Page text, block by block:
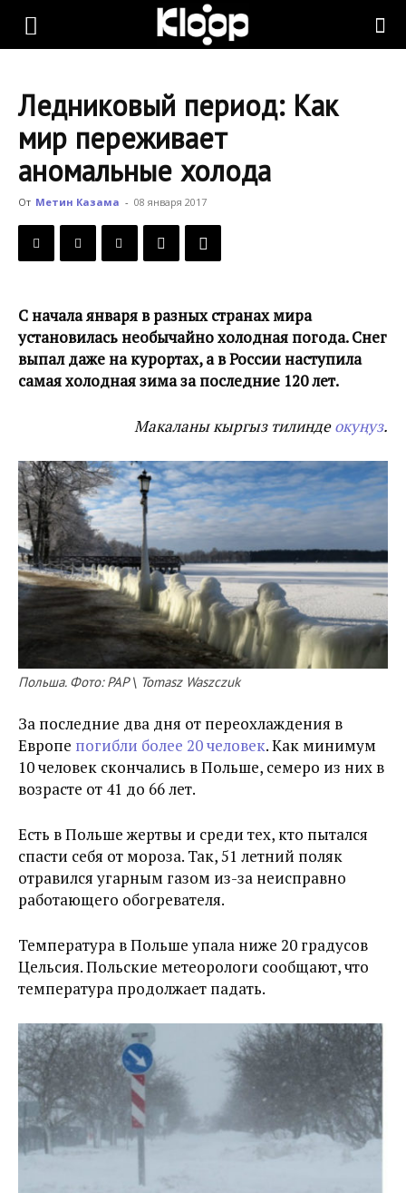
KLOOP.KG
Новости
Кыргызстана
Ледниковый период: Как
мир переживает
аномальные холода
От Метин Казама - 08 января 2017
С начала января в разных странах мира
установилась необычайно холодная погода. Снег
выпал даже на курортах, а в России наступила
самая холодная зима за последние 120 лет.
Макаланы кыргыз тилиндеокуңуз.
Польша. Фото: PAP \ Tomasz Waszczuk
За последние два дня от переохлаждения в
Европе погибли более 20 человек. Как минимум
10 человек скончались в Польше, семеро из них в
возрасте от 41 до 66 лет.
Есть в Польше жертвы и среди тех, кто пытался
спасти себя от мороза. Так, 51 летний поляк
отравился угарным газом из-за неисправно
работающего обогревателя.
Температура в Польше упала ниже 20 градусов
Цельсия. Польские метеорологи сообщают, что
температура продолжает падать.